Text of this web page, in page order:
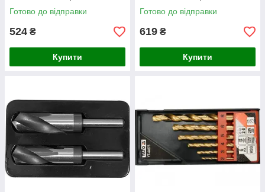
Готово до відправки
524 ₴
Купити
Готово до відправки
619 ₴
Купити